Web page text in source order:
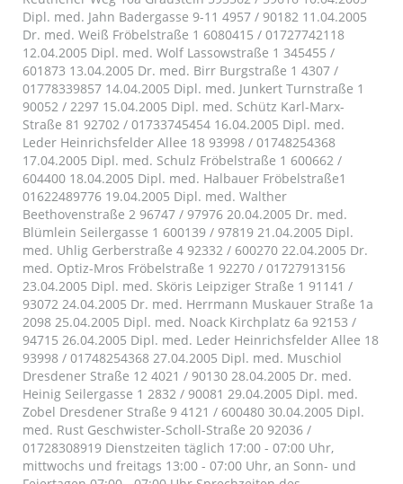
Dipl. med. Jahn Badergasse 9-11 4957 / 90182 11.04.2005
Dr. med. Weiß Fröbelstraße 1 6080415 / 01727742118
12.04.2005 Dipl. med. Wolf Lassowstraße 1 345455 /
601873 13.04.2005 Dr. med. Birr Burgstraße 1 4307 /
01778339857 14.04.2005 Dipl. med. Junkert Turnstraße 1
90052 / 2297 15.04.2005 Dipl. med. Schütz Karl-Marx-
Straße 81 92702 / 01733745454 16.04.2005 Dipl. med.
Leder Heinrichsfelder Allee 18 93998 / 01748254368
17.04.2005 Dipl. med. Schulz Fröbelstraße 1 600662 /
604400 18.04.2005 Dipl. med. Halbauer Fröbelstraße1
01622489776 19.04.2005 Dipl. med. Walther
Beethovenstraße 2 96747 / 97976 20.04.2005 Dr. med.
Blümlein Seilergasse 1 600139 / 97819 21.04.2005 Dipl.
med. Uhlig Gerberstraße 4 92332 / 600270 22.04.2005 Dr.
med. Optiz-Mros Fröbelstraße 1 92270 / 01727913156
23.04.2005 Dipl. med. Sköris Leipziger Straße 1 91141 /
93072 24.04.2005 Dr. med. Herrmann Muskauer Straße 1a
2098 25.04.2005 Dipl. med. Noack Kirchplatz 6a 92153 /
94715 26.04.2005 Dipl. med. Leder Heinrichsfelder Allee 18
93998 / 01748254368 27.04.2005 Dipl. med. Muschiol
Dresdener Straße 12 4021 / 90130 28.04.2005 Dr. med.
Heinig Seilergasse 1 2832 / 90081 29.04.2005 Dipl. med.
Zobel Dresdener Straße 9 4121 / 600480 30.04.2005 Dipl.
med. Rust Geschwister-Scholl-Straße 20 92036 /
01728308919 Dienstzeiten täglich 17:00 - 07:00 Uhr,
mittwochs und freitags 13:00 - 07:00 Uhr, an Sonn- und